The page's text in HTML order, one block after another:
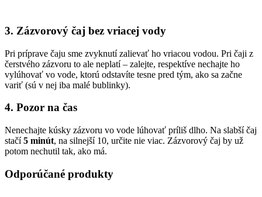
3. Zázvorový čaj bez vriacej vody
Pri príprave čaju sme zvyknutí zalievať ho vriacou vodou. Pri čaji z
čerstvého zázvoru to ale neplatí – zalejte, respektíve nechajte ho
vylúhovať vo vode, ktorú odstavíte tesne pred tým, ako sa začne
variť (sú v nej iba malé bublinky).
4. Pozor na čas
Nenechajte kúsky zázvoru vo vode lúhovať príliš dlho. Na slabší čaj
stačí5 minút, na silnejší 10, určite nie viac. Zázvorový čaj by už
potom nechutil tak, ako má.
Odporúčané produkty